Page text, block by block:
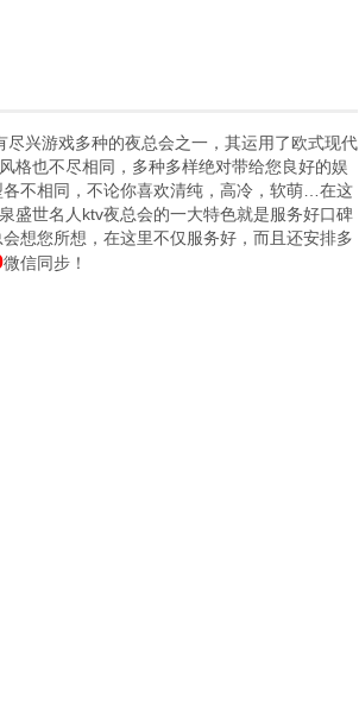
兴游戏多种的夜总会之一，其运用了欧式现代
格也不尽相同，多种多样绝对带给您良好的娱
不相同，不论你喜欢清纯，高冷，软萌…在这
盛世名人ktv夜总会的一大特色就是服务好口碑
想您所想，在这里不仅服务好，而且还安排多
微信同步！